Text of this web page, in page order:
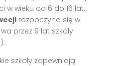
w wieku od 6 do 16 lat.
rozpoczyna się w
przez 9 lat szkoły
szkoły zapewniają